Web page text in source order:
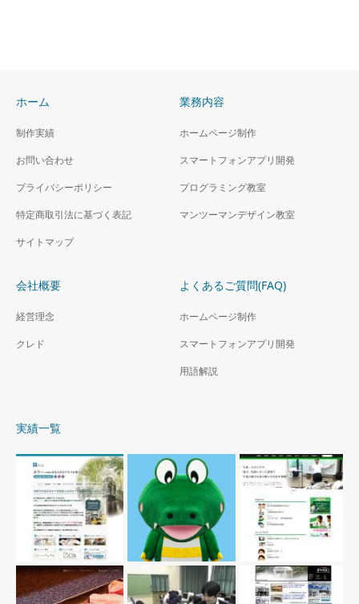
ホーム
制作実績
お問い合わせ
プライバシーポリシー
特定商取引法に基づく表記
サイトマップ
業務内容
ホームページ制作
スマートフォンアプリ開発
プログラミング教室
マンツーマンデザイン教室
会社概要
経営理念
クレド
よくあるご質問(FAQ)
ホームページ制作
スマートフォンアプリ開発
用語解説
実績一覧